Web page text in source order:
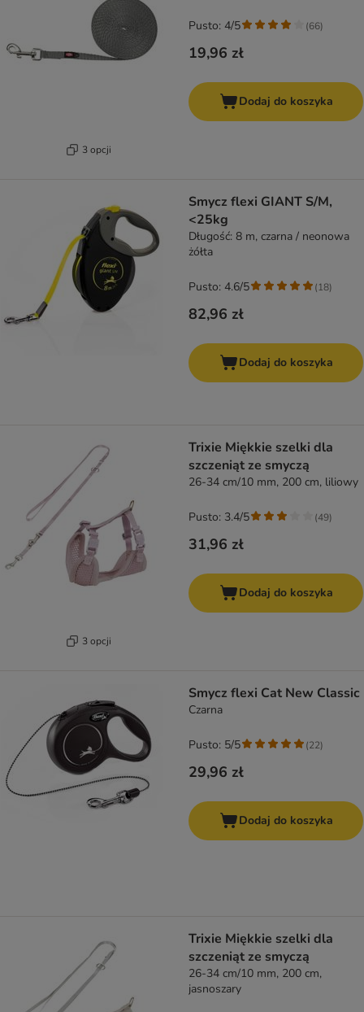
3 opcji
19,96 zł
Pusto: 4/5 (66)
Dodaj do koszyka
Smycz flexi GIANT S/M,
<25kg
Długość: 8 m, czarna / neonowa
żółta
82,96 zł
Pusto: 4.6/5 (18)
Dodaj do koszyka
3 opcji
Trixie Miękkie szelki dla
szczeniąt ze smyczą
26-34 cm/10 mm, 200 cm, liliowy
31,96 zł
Pusto: 3.4/5 (49)
Dodaj do koszyka
Smycz flexi Cat New Classic
Czarna
29,96 zł
Pusto: 5/5 (22)
Dodaj do koszyka
Trixie Miękkie szelki dla
szczeniąt ze smyczą
26-34 cm/10 mm, 200 cm,
jasnoszary